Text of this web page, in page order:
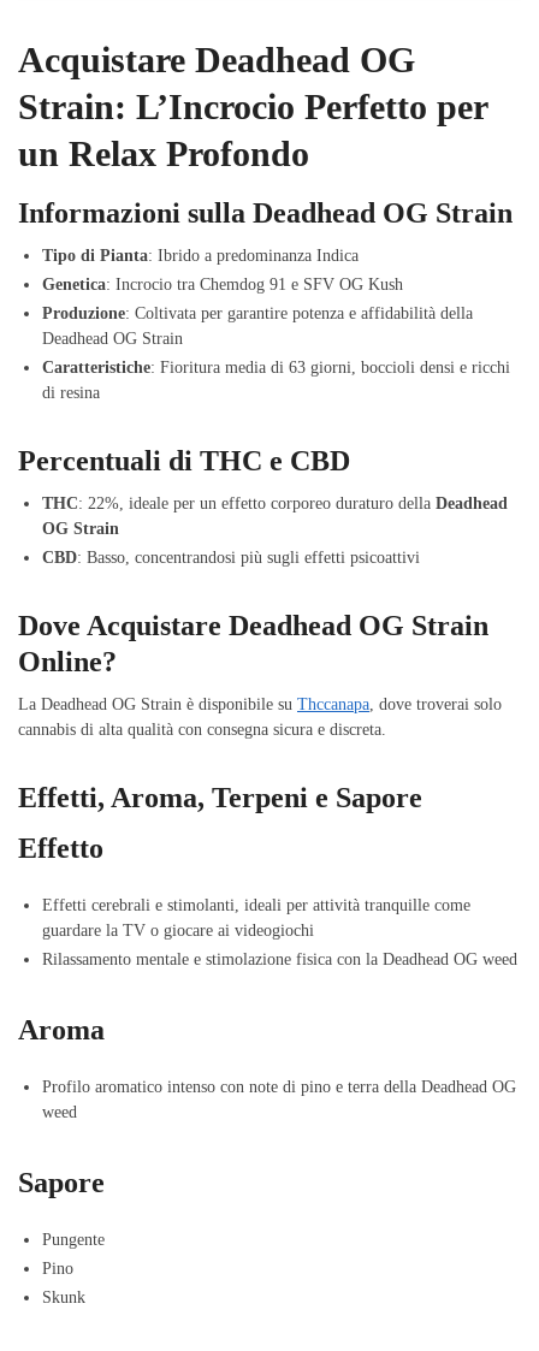
Acquistare Deadhead OG
Strain: L’Incrocio Perfetto per
un Relax Profondo
Informazioni sulla Deadhead OG Strain
Tipo di Pianta: Ibrido a predominanza Indica
Genetica: Incrocio tra Chemdog 91 e SFV OG Kush
Produzione: Coltivata per garantire potenza e affidabilità della
Deadhead OG Strain
Caratteristiche: Fioritura media di 63 giorni, boccioli densi e ricchi
di resina
Percentuali di THC e CBD
THC: 22%, ideale per un effetto corporeo duraturo della Deadhead
OG Strain
CBD: Basso, concentrandosi più sugli effetti psicoattivi
Dove Acquistare Deadhead OG Strain
Online?
La Deadhead OG Strain è disponibile su Thccanapa, dove troverai solo
cannabis di alta qualità con consegna sicura e discreta.
Effetti, Aroma, Terpeni e Sapore
Effetto
Effetti cerebrali e stimolanti, ideali per attività tranquille come
guardare la TV o giocare ai videogiochi
Rilassamento mentale e stimolazione fisica con la Deadhead OG weed
Aroma
Profilo aromatico intenso con note di pino e terra della Deadhead OG
weed
Sapore
Pungente
Pino
Skunk